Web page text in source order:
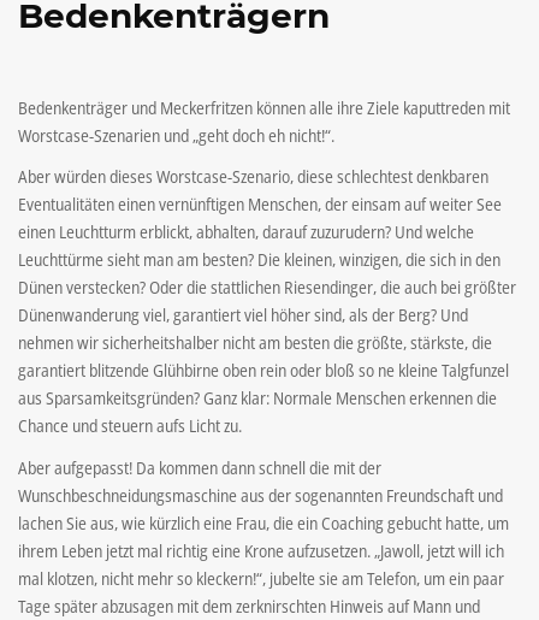
Bedenkenträgern
Bedenkenträger und Meckerfritzen können alle ihre Ziele kaputtreden mit
Worstcase-Szenarien und „geht doch eh nicht!“.
Aber würden dieses Worstcase-Szenario, diese schlechtest denkbaren
Eventualitäten einen vernünftigen Menschen, der einsam auf weiter See
einen Leuchtturm erblickt, abhalten, darauf zuzurudern? Und welche
Leuchttürme sieht man am besten? Die kleinen, winzigen, die sich in den
Dünen verstecken? Oder die stattlichen Riesendinger, die auch bei größter
Dünenwanderung viel, garantiert viel höher sind, als der Berg? Und
nehmen wir sicherheitshalber nicht am besten die größte, stärkste, die
garantiert blitzende Glühbirne oben rein oder bloß so ne kleine Talgfunzel
aus Sparsamkeitsgründen? Ganz klar: Normale Menschen erkennen die
Chance und steuern aufs Licht zu.
Aber aufgepasst! Da kommen dann schnell die mit der
Wunschbeschneidungsmaschine aus der sogenannten Freundschaft und
lachen Sie aus, wie kürzlich eine Frau, die ein Coaching gebucht hatte, um
ihrem Leben jetzt mal richtig eine Krone aufzusetzen. „Jawoll, jetzt will ich
mal klotzen, nicht mehr so kleckern!“, jubelte sie am Telefon, um ein paar
Tage später abzusagen mit dem zerknirschten Hinweis auf Mann und